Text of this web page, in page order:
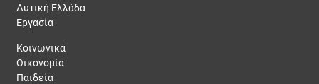
Δυτική Ελλάδα
Εργασία
Κοινωνικά
Οικονομία
Παιδεία